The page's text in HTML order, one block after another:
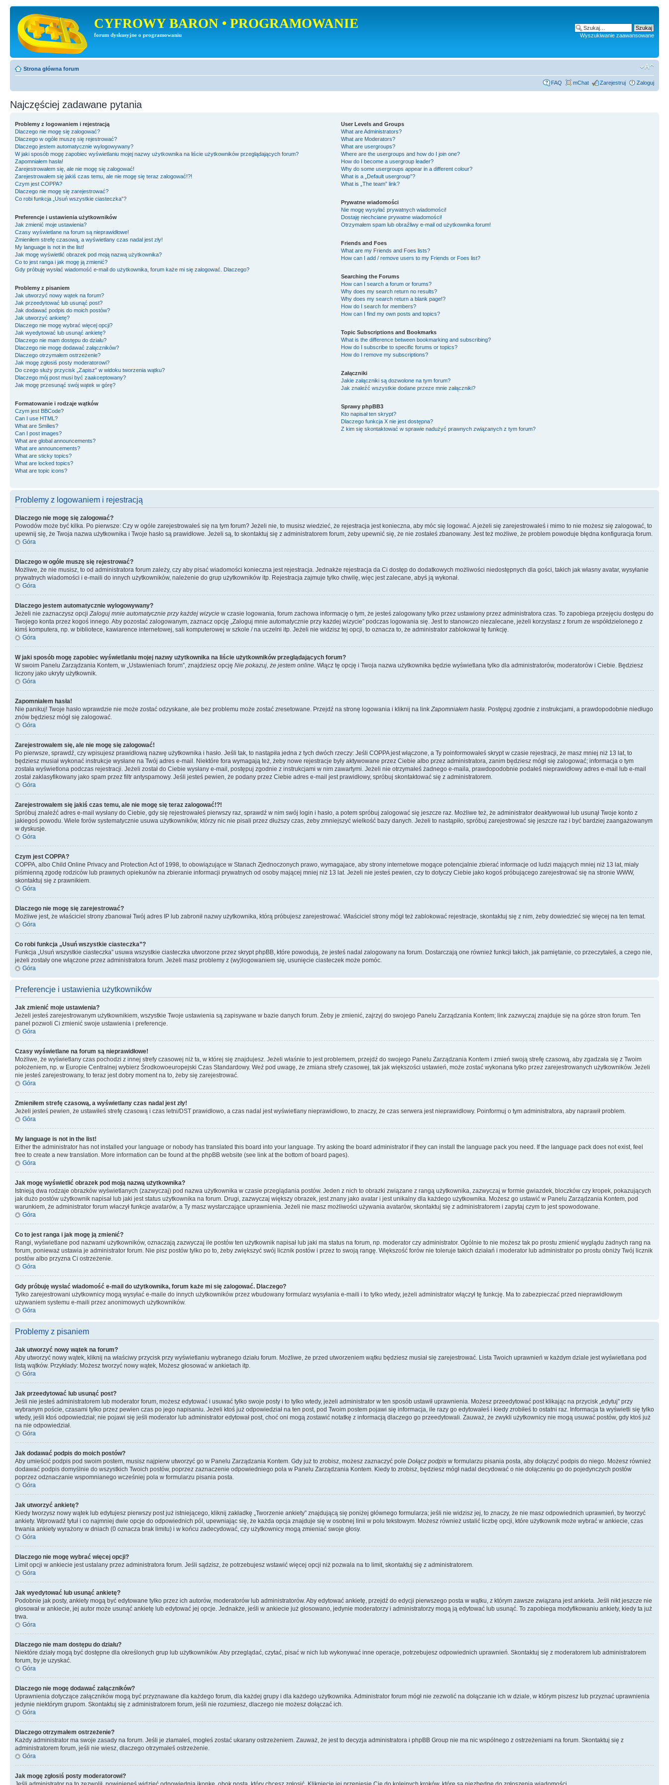
CYFROWY BARON • PROGRAMOWANIE
forum dyskusyjne o programowaniu Wyszukiwanie zaawansowane
Strona główna forum
FAQ mChat Zarejestruj Zaloguj
Najczęściej zadawane pytania
Problemy z logowaniem i rejestracją
Dlaczego nie mogę się zalogować?
Dlaczego w ogóle muszę się rejestrować?
Dlaczego jestem automatycznie wylogowywany?
W jaki sposób mogę zapobiec wyświetlaniu mojej nazwy użytkownika na liście użytkowników przeglądających forum?
Zapomniałem hasła!
Zarejestrowałem się, ale nie mogę się zalogować!
Zarejestrowałem się jakiś czas temu, ale nie mogę się teraz zalogować!?!
Czym jest COPPA?
Dlaczego nie mogę się zarejestrować?
Co robi funkcja „Usuń wszystkie ciasteczka”?
Preferencje i ustawienia użytkowników
Jak zmienić moje ustawienia?
Czasy wyświetlane na forum są nieprawidłowe!
Zmieniłem strefę czasową, a wyświetlany czas nadal jest zły!
My language is not in the list!
Jak mogę wyświetlić obrazek pod moją nazwą użytkownika?
Co to jest ranga i jak mogę ją zmienić?
Gdy próbuję wysłać wiadomość e-mail do użytkownika, forum każe mi się zalogować. Dlaczego?
Problemy z pisaniem
Jak utworzyć nowy wątek na forum?
Jak przeedytować lub usunąć post?
Jak dodawać podpis do moich postów?
Jak utworzyć ankietę?
Dlaczego nie mogę wybrać więcej opcji?
Jak wyedytować lub usunąć ankietę?
Dlaczego nie mam dostępu do działu?
Dlaczego nie mogę dodawać załączników?
Dlaczego otrzymałem ostrzeżenie?
Jak mogę zgłosiś posty moderatorowi?
Do czego służy przycisk „Zapisz” w widoku tworzenia wątku?
Dlaczego mój post musi być zaakceptowany?
Jak mogę przesunąć swój wątek w górę?
Formatowanie i rodzaje wątków
Czym jest BBCode?
Can I use HTML?
What are Smilies?
Can I post images?
What are global announcements?
What are announcements?
What are sticky topics?
What are locked topics?
What are topic icons?
User Levels and Groups
What are Administrators?
What are Moderators?
What are usergroups?
Where are the usergroups and how do I join one?
How do I become a usergroup leader?
Why do some usergroups appear in a different colour?
What is a „Default usergroup”?
What is „The team” link?
Prywatne wiadomości
Nie mogę wysyłać prywatnych wiadomości!
Dostaję niechciane prywatne wiadomości!
Otrzymałem spam lub obraźliwy e-mail od użytkownika forum!
Friends and Foes
What are my Friends and Foes lists?
How can I add / remove users to my Friends or Foes list?
Searching the Forums
How can I search a forum or forums?
Why does my search return no results?
Why does my search return a blank page!?
How do I search for members?
How can I find my own posts and topics?
Topic Subscriptions and Bookmarks
What is the difference between bookmarking and subscribing?
How do I subscribe to specific forums or topics?
How do I remove my subscriptions?
Załączniki
Jakie załączniki są dozwolone na tym forum?
Jak znaleźć wszystkie dodane przeze mnie załączniki?
Sprawy phpBB3
Kto napisał ten skrypt?
Dlaczego funkcja X nie jest dostępna?
Z kim się skontaktować w sprawie nadużyć prawnych związanych z tym forum?
Problemy z logowaniem i rejestracją
Dlaczego nie mogę się zalogować?
Powodów może być kilka. Po pierwsze: Czy w ogóle zarejestrowałeś się na tym forum? Jeżeli nie, to musisz wiedzieć, że rejestracja jest konieczna, aby móc się logować. A jeżeli się zarejestrowałeś i mimo to nie możesz się zalogować, to
upewnij się, że Twoja nazwa użytkownika i Twoje hasło są prawidłowe. Jeżeli są, to skontaktuj się z administratorem forum, żeby upewnić się, że nie zostałeś zbanowany. Jest też możliwe, że problem powoduje błędna konfiguracja forum.
Góra
Dlaczego w ogóle muszę się rejestrować?
Możliwe, że nie musisz, to od administratora forum zależy, czy aby pisać wiadomości konieczna jest rejestracja. Jednakże rejestracja da Ci dostęp do dodatkowych możliwości niedostępnych dla gości, takich jak własny avatar, wysyłanie
prywatnych wiadomości i e-maili do innych użytkowników, należenie do grup użytkowników itp. Rejestracja zajmuje tylko chwilę, więc jest zalecane, abyś ją wykonał.
Góra
Dlaczego jestem automatycznie wylogowywany?
Jeżeli nie zaznaczysz opcjiZaloguj mnie automatycznie przy każdej wizycie w czasie logowania, forum zachowa informację o tym, że jesteś zalogowany tylko przez ustawiony przez administratora czas. To zapobiega przejęciu dostępu do
Twojego konta przez kogoś innego. Aby pozostać zalogowanym, zaznacz opcję „Zaloguj mnie automatycznie przy każdej wizycie” podczas logowania się. Jest to stanowczo niezalecane, jeżeli korzystasz z forum ze współdzielonego z
kimś komputera, np. w bibliotece, kawiarence internetowej, sali komputerowej w szkole / na uczelni itp. Jeżeli nie widzisz tej opcji, to oznacza to, że administrator zablokował tę funkcję.
Góra
W jaki sposób mogę zapobiec wyświetlaniu mojej nazwy użytkownika na liście użytkowników przeglądających forum?
W swoim Panelu Zarządzania Kontem, w „Ustawieniach forum”, znajdziesz opcję Nie pokazuj, że jestem online. Włącz tę opcję i Twoja nazwa użytkownika będzie wyświetlana tylko dla administratorów, moderatorów i Ciebie. Będziesz
liczony jako ukryty użytkownik.
Góra
Zapomniałem hasła!
Nie panikuj! Twoje hasło wprawdzie nie może zostać odzyskane, ale bez problemu może zostać zresetowane. Przejdź na stronę logowania i kliknij na linkZapomniałem hasła. Postępuj zgodnie z instrukcjami, a prawdopodobnie niedługo
znów będziesz mógł się zalogować.
Góra
Zarejestrowałem się, ale nie mogę się zalogować!
Po pierwsze, sprawdź, czy wpisujesz prawidłową nazwę użytkownika i hasło. Jeśli tak, to nastąpiła jedna z tych dwóch rzeczy: Jeśli COPPA jest włączone, a Ty poinformowałeś skrypt w czasie rejestracji, że masz mniej niż 13 lat, to
będziesz musiał wykonać instrukcje wysłane na Twój adres e-mail. Niektóre fora wymagają też, żeby nowe rejestracje były aktywowane przez Ciebie albo przez administratora, zanim będziesz mógł się zalogować; informacja o tym
została wyświetlona podczas rejestracji. Jeżeli został do Ciebie wysłany e-mail, postępuj zgodnie z instrukcjami w nim zawartymi. Jeżeli nie otrzymałeś żadnego e-maila, prawdopodobnie podałeś nieprawidłowy adres e-mail lub e-mail
został zaklasyfikowany jako spam przez filtr antyspamowy. Jeśli jesteś pewien, że podany przez Ciebie adres e-mail jest prawidłowy, spróbuj skontaktować się z administratorem.
Góra
Zarejestrowałem się jakiś czas temu, ale nie mogę się teraz zalogować!?!
Spróbuj znaleźć adres e-mail wysłany do Ciebie, gdy się rejestrowałeś pierwszy raz, sprawdź w nim swój login i hasło, a potem spróbuj zalogować się jeszcze raz. Możliwe też, że administrator deaktywował lub usunął Twoje konto z
jakiegoś powodu. Wiele forów systematycznie usuwa użytkowników, którzy nic nie pisali przez dłuższy czas, żeby zmniejszyć wielkość bazy danych. Jeżeli to nastąpiło, spróbuj zarejestrować się jeszcze raz i być bardziej zaangażowanym
w dyskusje.
Góra
Czym jest COPPA?
COPPA, albo Child Online Privacy and Protection Act of 1998, to obowiązujące w Stanach Zjednoczonych prawo, wymagajace, aby strony internetowe mogące potencjalnie zbierać informacje od ludzi mających mniej niż 13 lat, miały
piśmienną zgodę rodziców lub prawnych opiekunów na zbieranie informacji prywatnych od osoby mającej mniej niż 13 lat. Jeżeli nie jesteś pewien, czy to dotyczy Ciebie jako kogoś próbującego zarejestrować się na stronie WWW,
skontaktuj się z prawnikiem.
Góra
Dlaczego nie mogę się zarejestrować?
Możliwe jest, że właściciel strony zbanował Twój adres IP lub zabronił nazwy użytkownika, którą próbujesz zarejestrować. Właściciel strony mógł też zablokować rejestracje, skontaktuj się z nim, żeby dowiedzieć się więcej na ten temat.
Góra
Co robi funkcja „Usuń wszystkie ciasteczka”?
Funkcja „Usuń wszystkie ciasteczka” usuwa wszystkie ciasteczka utworzone przez skrypt phpBB, które powodują, że jesteś nadal zalogowany na forum. Dostarczają one również funkcji takich, jak pamiętanie, co przeczytałeś, a czego nie,
jeżeli zostały one włączone przez administratora forum. Jeżeli masz problemy z (wy)logowaniem się, usunięcie ciasteczek może pomóc.
Góra
Preferencje i ustawienia użytkowników
Jak zmienić moje ustawienia?
Jeżeli jesteś zarejestrowanym użytkownikiem, wszystkie Twoje ustawienia są zapisywane w bazie danych forum. Żeby je zmienić, zajrzyj do swojego Panelu Zarządzania Kontem; link zazwyczaj znajduje się na górze stron forum. Ten
panel pozwoli Ci zmienić swoje ustawienia i preferencje.
Góra
Czasy wyświetlane na forum są nieprawidłowe!
Możliwe, że wyświetlany czas pochodzi z innej strefy czasowej niż ta, w której się znajdujesz. Jeżeli właśnie to jest problemem, przejdź do swojego Panelu Zarządzania Kontem i zmień swoją strefę czasową, aby zgadzała się z Twoim
położeniem, np. w Europie Centralnej wybierz Środkowoeuropejski Czas Standardowy. Weź pod uwagę, że zmiana strefy czasowej, tak jak większości ustawień, może zostać wykonana tylko przez zarejestrowanych użytkowników. Jeżeli
nie jesteś zarejestrowany, to teraz jest dobry moment na to, żeby się zarejestrować.
Góra
Zmieniłem strefę czasową, a wyświetlany czas nadal jest zły!
Jeżeli jesteś pewien, że ustawiłeś strefę czasową i czas letni/DST prawidłowo, a czas nadal jest wyświetlany nieprawidłowo, to znaczy, że czas serwera jest nieprawidłowy. Poinformuj o tym administratora, aby naprawił problem.
Góra
My language is not in the list!
Either the administrator has not installed your language or nobody has translated this board into your language. Try asking the board administrator if they can install the language pack you need. If the language pack does not exist, feel
free to create a new translation. More information can be found at the phpBB website (see link at the bottom of board pages).
Góra
Jak mogę wyświetlić obrazek pod moją nazwą użytkownika?
Istnieją dwa rodzaje obrazków wyświetlanych (zazwyczaj) pod nazwa użytkownika w czasie przeglądania postów. Jeden z nich to obrazki związane z rangą użytkownika, zazwyczaj w formie gwiazdek, bloczków czy kropek, pokazujących
jak dużo postów użytkownik napisał lub jaki jest status użytkownika na forum. Drugi, zazwyczaj większy obrazek, jest znany jako avatar i jest unikalny dla każdego użytkownika. Możesz go ustawić w Panelu Zarządzania Kontem, pod
warunkiem, że administrator forum właczył funkcje avatarów, a Ty masz wystarczające uprawnienia. Jeżeli nie masz możliwości używania avatarów, skontaktuj się z administratorem i zapytaj czym to jest spowodowane.
Góra
Co to jest ranga i jak mogę ją zmienić?
Rangi, wyświetlane pod nazwami użytkowników, oznaczają zazwyczaj ile postów ten użytkownik napisał lub jaki ma status na forum, np. moderator czy administrator. Ogólnie to nie możesz tak po prostu zmienić wyglądu żadnych rang na
forum, ponieważ ustawia je administrator forum. Nie pisz postów tylko po to, żeby zwiększyć swój licznik postów i przez to swoją rangę. Większość forów nie toleruje takich działań i moderator lub administrator po prostu obniży Twój licznik
postów albo przyzna Ci ostrzeżenie.
Góra
Gdy próbuję wysłać wiadomość e-mail do użytkownika, forum każe mi się zalogować. Dlaczego?
Tylko zarejestrowani użytkownicy mogą wysyłać e-maile do innych użytkowników przez wbudowany formularz wysyłania e-maili i to tylko wtedy, jeżeli administrator włączył tę funkcję. Ma to zabezpieczać przed nieprawidłowym
używaniem systemu e-maili przez anonimowych użytkowników.
Góra
Problemy z pisaniem
Jak utworzyć nowy wątek na forum?
Aby utworzyć nowy wątek, kliknij na właściwy przycisk przy wyświetlaniu wybranego działu forum. Możliwe, że przed utworzeniem wątku będziesz musiał się zarejestrować. Lista Twoich uprawnień w każdym dziale jest wyświetlana pod
listą wątków. Przykłady: Możesz tworzyć nowy wątek, Możesz głosować w ankietach itp.
Góra
Jak przeedytować lub usunąć post?
Jeśli nie jesteś administratorem lub moderator forum, możesz edytować i usuwać tylko swoje posty i to tylko wtedy, jeżeli administrator w ten sposób ustawił uprawnienia. Możesz przeedytować post klikając na przycisk „edytuj” przy
wybranym poście, czasami tylko przez pewien czas po jego napisaniu. Jeżeli ktoś już odpowiedział na ten post, pod Twoim postem pojawi się informacja, ile razy go edytowałeś i kiedy zrobiłeś to ostatni raz. Informacja ta wyświetli się tylko
wtedy, jeśli ktoś odpowiedział; nie pojawi się jeśli moderator lub administrator edytował post, choć oni mogą zostawić notatkę z informacją dlaczego go przeedytowali. Zauważ, że zwykli użytkownicy nie mogą usuwać postów, gdy ktoś już
na nie odpowiedział.
Góra
Jak dodawać podpis do moich postów?
Aby umieścić podpis pod swoim postem, musisz najpierw utworzyć go w Panelu Zarządzania Kontem. Gdy już to zrobisz, możesz zaznaczyć pole Dołącz podpis w formularzu pisania posta, aby dołączyć podpis do niego. Możesz również
dodawać podpis domyślnie do wszystkich Twoich postów, poprzez zaznaczenie odpowiedniego pola w Panelu Zarządzania Kontem. Kiedy to zrobisz, będziesz mógł nadal decydować o nie dołączeniu go do pojedynczych postów
poprzez odznaczanie wspomnianego wcześniej pola w formularzu pisania posta.
Góra
Jak utworzyć ankietę?
Kiedy tworzysz nowy wątek lub edytujesz pierwszy post już istniejącego, kliknij zakładkę „Tworzenie ankiety” znajdującą się poniżej głównego formularza; jeśli nie widzisz jej, to znaczy, że nie masz odpowiednich uprawnień, by tworzyć
ankiety. Wprowadź tytuł i co najmniej dwie opcje do odpowiednich pól, upewniając się, że każda opcja znajduje się w osobnej linii w polu tekstowym. Możesz również ustalić liczbę opcji, które użytkownik może wybrać w ankiecie, czas
trwania ankiety wyrażony w dniach (0 oznacza brak limitu) i w końcu zadecydować, czy użytkownicy mogą zmieniać swoje głosy.
Góra
Dlaczego nie mogę wybrać więcej opcji?
Limit opcji w ankiecie jest ustalany przez administratora forum. Jeśli sądzisz, że potrzebujesz wstawić więcej opcji niż pozwala na to limit, skontaktuj się z administratorem.
Góra
Jak wyedytować lub usunąć ankietę?
Podobnie jak posty, ankiety mogą być edytowane tylko przez ich autorów, moderatorów lub administratorów. Aby edytować ankietę, przejdź do edycji pierwszego posta w wątku, z którym zawsze związana jest ankieta. Jeśli nikt jeszcze nie
głosował w ankiecie, jej autor może usunąć ankietę lub edytować jej opcje. Jednakże, jeśli w ankiecie już głosowano, jedynie moderatorzy i administratorzy mogą ją edytować lub usunąć. To zapobiega modyfikowaniu ankiety, kiedy ta już
trwa.
Góra
Dlaczego nie mam dostępu do działu?
Niektóre działy mogą być dostępne dla określonych grup lub użytkowników. Aby przeglądać, czytać, pisać w nich lub wykonywać inne operacje, potrzebujesz odpowiednich uprawnień. Skontaktuj się z moderatorem lub administratorem
forum, by je uzyskać.
Góra
Dlaczego nie mogę dodawać załączników?
Uprawnienia dotyczące załączników mogą być przyznawane dla każdego forum, dla każdej grupy i dla każdego użytkownika. Administrator forum mógł nie zezwolić na dołączanie ich w dziale, w którym piszesz lub przyznać uprawnienia
jedynie niektórym grupom. Skontaktuj się z administratorem forum, jeśli nie rozumiesz, dlaczego nie możesz dołączać ich.
Góra
Dlaczego otrzymałem ostrzeżenie?
Każdy administrator ma swoje zasady na forum. Jeśli je złamałeś, mogłeś zostać ukarany ostrzeżeniem. Zauważ, że jest to decyzja administratora i phpBB Group nie ma nic wspólnego z ostrzeżeniami na forum. Skontaktuj się z
administratorem forum, jeśli nie wiesz, dlaczego otrzymałeś ostrzeżenie.
Góra
Jak mogę zgłosiś posty moderatorowi?